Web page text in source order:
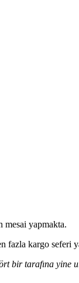
mesai yapmakta.
kargo seferi
bir tarafına yine